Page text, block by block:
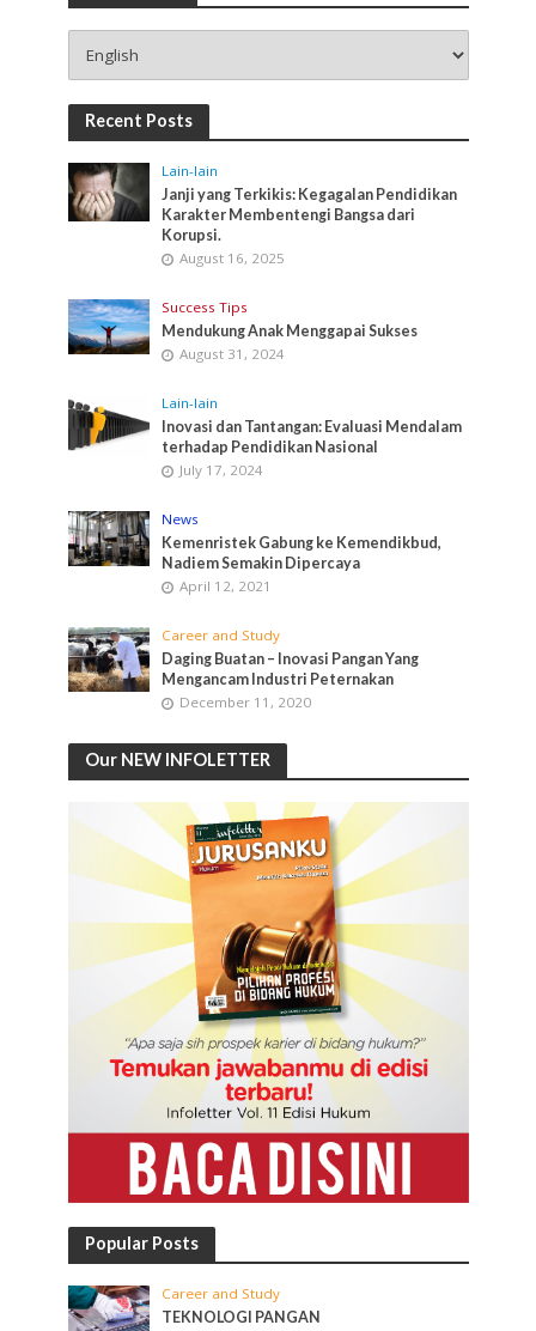
Recent Posts
Lain-lain
Janji yang Terkikis: Kegagalan Pendidikan
Karakter Membentengi Bangsa dari
Korupsi.
August 16, 2025
Success Tips
Mendukung Anak Menggapai Sukses
August 31, 2024
Lain-lain
Inovasi dan Tantangan: Evaluasi Mendalam
terhadap Pendidikan Nasional
July 17, 2024
News
Kemenristek Gabung ke Kemendikbud,
Nadiem Semakin Dipercaya
April 12, 2021
Career and Study
Daging Buatan – Inovasi Pangan Yang
Mengancam Industri Peternakan
December 11, 2020
Our NEW INFOLETTER
Popular Posts
Career and Study
TEKNOLOGI PANGAN